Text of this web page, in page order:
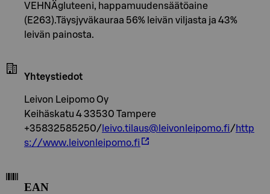
VEHNÄgluteeni, happamuudensäätöaine
(E263).Täysjyväkauraa 56% leivän viljasta ja 43%
leivän painosta.
Yhteystiedot
Leivon Leipomo Oy
Keihäskatu 4 33530 Tampere
+35832585250/ leivo.tilaus@leivonleipomo.fi/ http
s://www.leivonleipomo.fi
EAN